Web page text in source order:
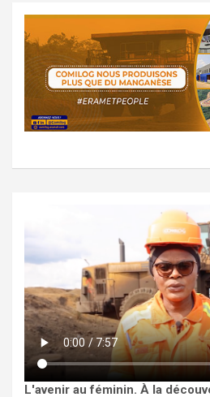
L'avenir au féminin. À la